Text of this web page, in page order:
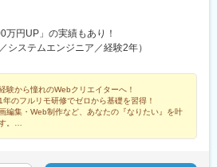
！U・Iターンも大歓迎です。＊＼上京支援
ト先／北海道、東北、関東、北信越、東
、九州など全国各地のプロジェクト先【ア
頭線「渋谷」駅から徒歩3分※プロジ
ます。 ※全国各地、ご希望の勤務地エリア
ます。
円UP」の実績もあり！
システムエンジニア／経験2年）
験から憧れのWebクリエイターへ！
のフルリモ研修でゼロから基礎を習得！
編集・Web制作など、あなたの『なりたい』を叶
。